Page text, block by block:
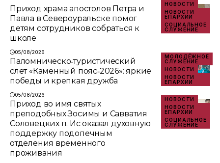
НОВОСТИ
НОВОСТИ
ЕПАРХИИ
СОЦИАЛЬНОЕ
СЛУЖЕНИЕ
Приход храма апостолов Петра и
Павла в Североуральске помог
детям сотрудников собраться к
школе
05/08/2026
МОЛОДЁЖНОЕ
СЛУЖЕНИЕ
НОВОСТИ
НОВОСТИ
ЕПАРХИИ
Паломническо‑туристический
слёт «Каменный пояс‑2026»: яркие
победы и крепкая дружба
05/08/2026
НОВОСТИ
НОВОСТИ
ЕПАРХИИ
СОЦИАЛЬНОЕ
СЛУЖЕНИЕ
Приход во имя святых
преподобных Зосимы и Савватия
Соловецких п. Ис оказал духовную
поддержку подопечным
отделения временного
проживания